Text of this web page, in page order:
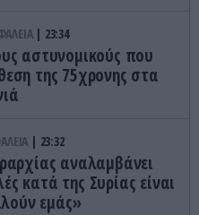
23:34
αστυνομικούς που
της 75χρονης στα
23:32
αναλαμβάνει
κατά της Συρίας είναι
εμάς»